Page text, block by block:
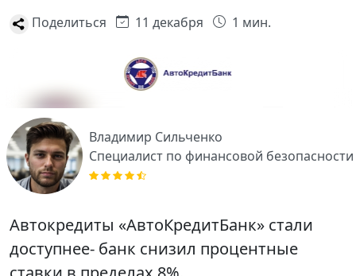
Поделиться 11 декабря 1 мин.
Владимир Сильченко
Специалист по финансовой безопасности
Автокредиты «АвтоКредитБанк» стали
доступнее- банк снизил процентные